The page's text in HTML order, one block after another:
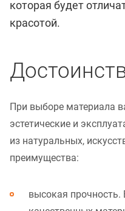
которая будет
красотой.
При выборе материала
эстетические и
из натуральных,
преимущества:
высокая